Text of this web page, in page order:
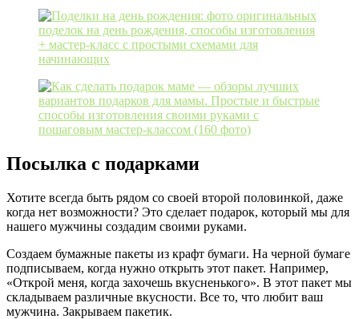
Посылка с подарками
Хотите всегда быть рядом со своей второй половинкой, даже
когда нет возможности? Это сделает подарок, который мы для
нашего мужчины создадим своими руками.
Создаем бумажные пакеты из крафт бумаги. На черной бумаге
подписываем, когда нужно открыть этот пакет. Например,
«Открой меня, когда захочешь вкусненького». В этот пакет мы
складываем различные вкусности. Все то, что любит ваш
мужчина. Закрываем пакетик.